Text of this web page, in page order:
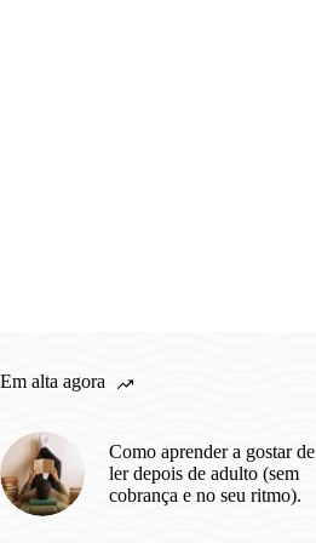
Em alta agora
Como aprender a gostar de
ler depois de adulto (sem
cobrança e no seu ritmo).